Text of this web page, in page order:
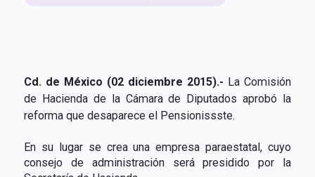
Cd. de México (02 diciembre 2015).- La Comisión
de Hacienda de la Cámara de Diputados aprobó la
reforma que desaparece el Pensionissste.
En su lugar se crea una empresa paraestatal, cuyo
consejo de administración será presidido por la